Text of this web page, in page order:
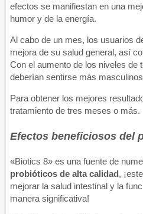
efectos se manifiestan en una
humor y de la energía.
Al cabo de un mes, los usuarios
mejora de su salud general, así
Con el aumento de los niveles de
deberían sentirse más
Para obtener los mejores
tratamiento de tres meses o más.
Efectos beneficiosos del
«Biotics 8» es una fuente de
probióticos de alta calidad,
mejorar la salud intestinal y la
manera significativa!